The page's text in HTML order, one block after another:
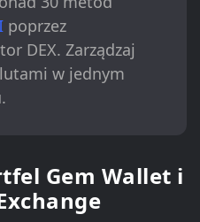
poprzez
DEX. Zarządzaj
w jednym
Gem Wallet i